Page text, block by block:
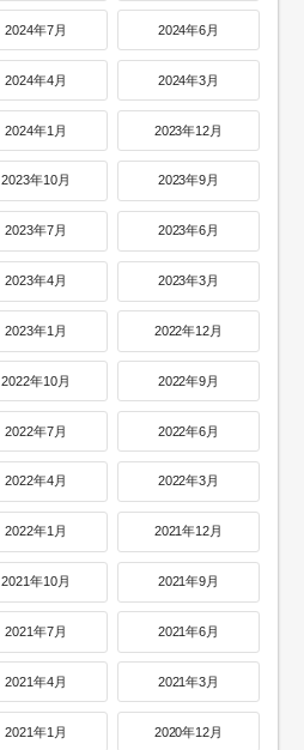
2024年7月 2024年6月
2024年4月 2024年3月
2024年1月 2023年12月
2023年10月 2023年9月
2023年7月 2023年6月
2023年4月 2023年3月
2023年1月 2022年12月
2022年10月 2022年9月
2022年7月 2022年6月
2022年4月 2022年3月
2022年1月 2021年12月
2021年10月 2021年9月
2021年7月 2021年6月
2021年4月 2021年3月
2021年1月 2020年12月